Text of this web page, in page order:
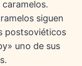
siguen
postsoviéticos
uno de sus